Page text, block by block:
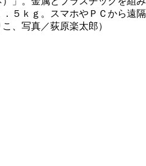
５ｋｇ。スマホやＰＣから遠隔
、写真／荻原楽太郎）